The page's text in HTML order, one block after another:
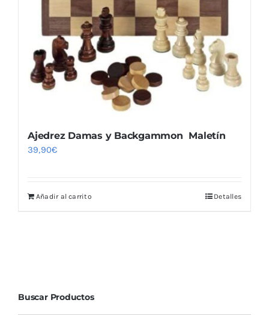
Ajedrez Damas y Backgammon Maletín
39,90€
Añadir al carrito Detalles
Buscar Productos